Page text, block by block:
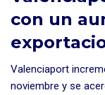
con un
Valenciaport
noviembre y se